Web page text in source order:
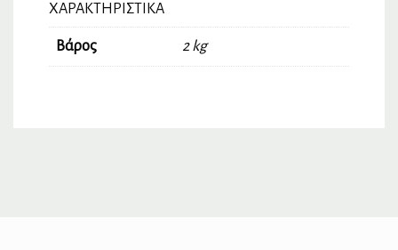
ΧΑΡΑΚΤΗΡΙΣΤΙΚΆ
Βάρος 2 kg